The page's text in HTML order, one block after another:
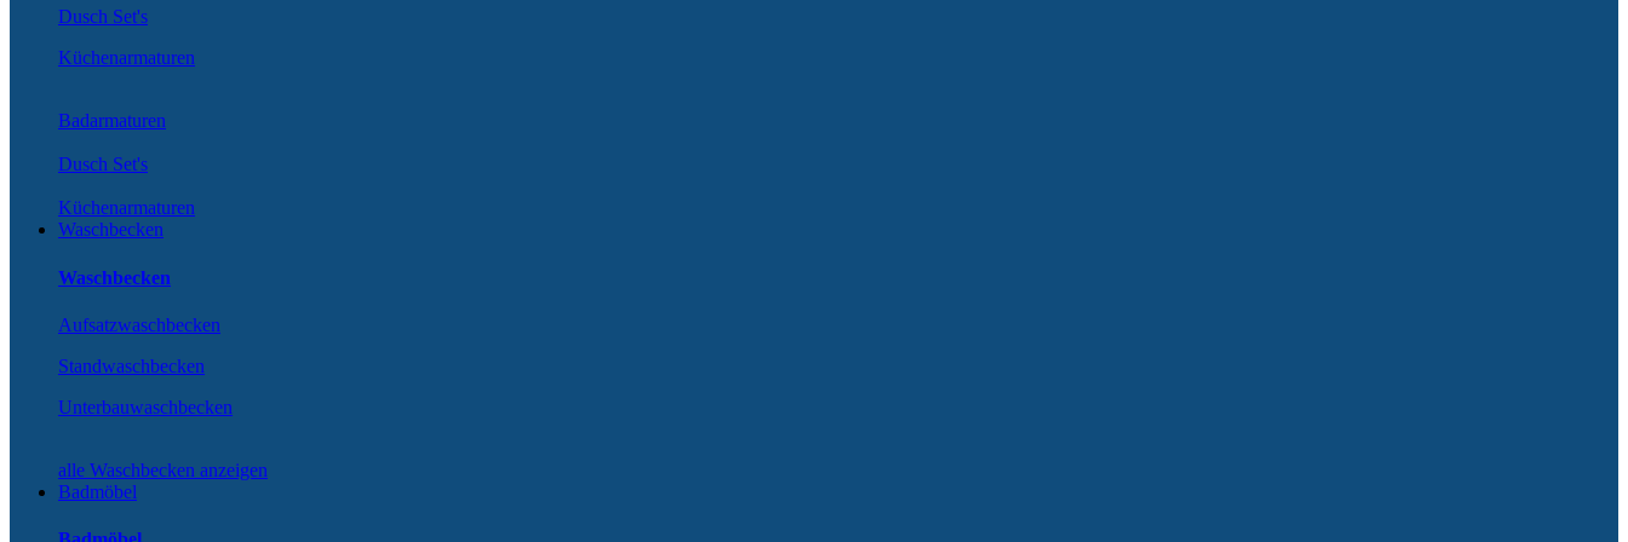
Dusch Set's
Küchenarmaturen
Badarmaturen
Dusch Set's
Küchenarmaturen
Waschbecken
Waschbecken
Aufsatzwaschbecken
Standwaschbecken
Unterbauwaschbecken
alle Waschbecken anzeigen
Badmöbel